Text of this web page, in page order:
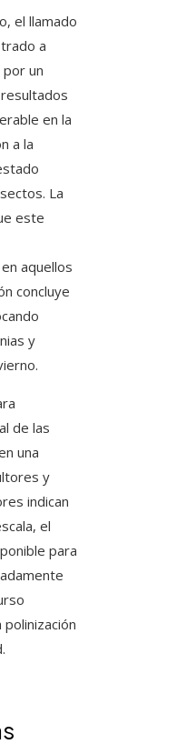
el llamado
a
un
en la
a la
La
este
aquellos
concluye
y
de las
una
y
indican
el
para